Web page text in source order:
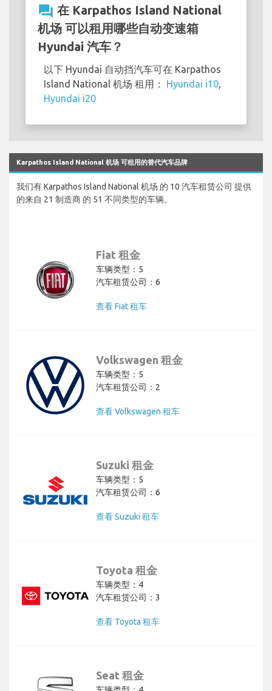
question_answer 在 Karpathos Island National
机场 可以租用哪些自动变速箱
Hyundai 汽车？
以下 Hyundai 自动挡汽车可在 Karpathos
Island National 机场 租用： Hyundai i10,
Hyundai i20
Karpathos Island National 机场 可租用的替代汽车品牌
我们有 Karpathos Island National 机场 的 10 汽车租赁公司 提供
的来自 21 制造商 的 51 不同类型的车辆。
Fiat 租金
车辆类型：5
汽车租赁公司：6
查看 Fiat 租车
Volkswagen 租金
车辆类型：5
汽车租赁公司：2
查看 Volkswagen 租车
Suzuki 租金
车辆类型：5
汽车租赁公司：6
查看 Suzuki 租车
Toyota 租金
车辆类型：4
汽车租赁公司：3
查看 Toyota 租车
Seat 租金